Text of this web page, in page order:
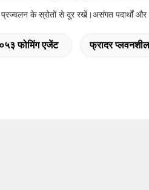
के स्रोतों से दूर रखें।असंगत पदार्थों
फोमिंग एजेंट फ्रादर